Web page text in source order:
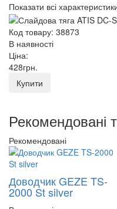
Показати всі
Код товару: 38873
В наявності
Ціна:
428грн.
Купити
Рекомендовані
Рекомендовані
Доводчик GEZE TS-
2000 St silver